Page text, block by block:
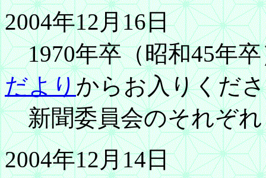
2004年12月16日
1970年卒（昭和45年卒
だよりからお入りくだ
新聞委員会のそれぞ
2004年12月14日